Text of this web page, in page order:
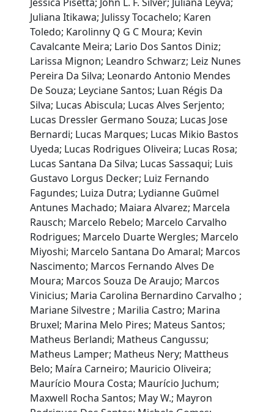
Juliana Itikawa; Julissy Tocachelo; Karen
Toledo; Karolinny Q G C Moura; Kevin
Cavalcante Meira; Lario Dos Santos Diniz;
Larissa Mignon; Leandro Schwarz; Leiz Nunes
Pereira Da Silva; Leonardo Antonio Mendes
De Souza; Leyciane Santos; Luan Régis Da
Silva; Lucas Abiscula; Lucas Alves Serjento;
Lucas Dressler Germano Souza; Lucas Jose
Bernardi; Lucas Marques; Lucas Mikio Bastos
Uyeda; Lucas Rodrigues Oliveira; Lucas Rosa;
Lucas Santana Da Silva; Lucas Sassaqui; Luis
Gustavo Lorgus Decker; Luiz Fernando
Fagundes; Luiza Dutra; Lydianne Guūmel
Antunes Machado; Maiara Alvarez; Marcela
Rausch; Marcelo Rebelo; Marcelo Carvalho
Rodrigues; Marcelo Duarte Wergles; Marcelo
Miyoshi; Marcelo Santana Do Amaral; Marcos
Nascimento; Marcos Fernando Alves De
Moura; Marcos Souza De Araujo; Marcos
Vinicius; Maria Carolina Bernardino Carvalho ;
Mariane Silvestre ; Marilia Castro; Marina
Bruxel; Marina Melo Pires; Mateus Santos;
Matheus Berlandi; Matheus Cangussu;
Matheus Lamper; Matheus Nery; Mattheus
Belo; Maíra Carneiro; Mauricio Oliveira;
Maurício Moura Costa; Maurício Juchum;
Maxwell Rocha Santos; May W.; Mayron